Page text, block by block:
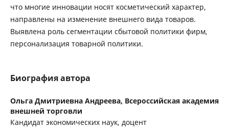
что многие инновации носят косметический характер,
направлены на изменение внешнего вида товаров.
Выявлена роль сегментации сбытовой политики фирм,
персонализация товарной политики.
Биография автора
Ольга Дмитриевна Андреева, Всероссийская академия
внешней торговли
Кандидат экономических наук, доцент